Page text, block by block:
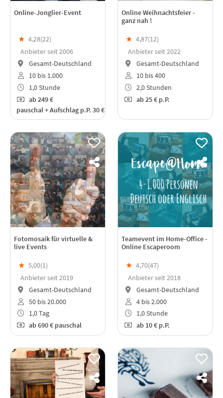
Online-Jonglier-Event
★ 4,28(22)
Anbieter seit 2006
Gesamt-Deutschland
10 bis 1.000
1,0 Stunde
ab249 €
pauschal + Aufschlag p.P. 30 €
Online Weihnachtsfeier -
ganz nah !
★ 4,87(12)
Anbieter seit 2022
Gesamt-Deutschland
10 bis 400
2,0 Stunden
ab25 € p.P.
Fotomosaik für virtuelle &
live Events
★ 5,00(1)
Anbieter seit 2019
Gesamt-Deutschland
50 bis 20.000
1,0 Tag
ab690 € pauschal
Teamevent im Home-Office -
Online Escaperoom
★ 4,70(47)
Anbieter seit 2018
Gesamt-Deutschland
4 bis 2.000
1,0 Stunde
ab10 € p.P.